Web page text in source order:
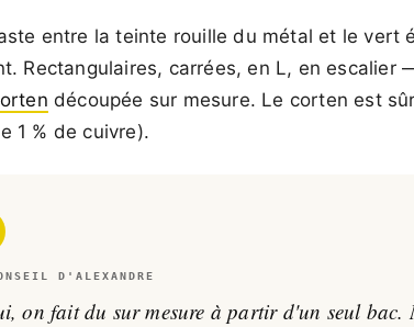
entre la teinte rouille du métal et le vert
Rectangulaires, carrées, en L, en
découpée sur mesure. Le corten est
1 % de cuivre).
D'ALEXANDRE
on fait du sur mesure à partir d'un seul